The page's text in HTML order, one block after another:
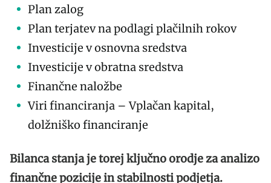
Plan zalog
Plan terjatev na podlagi plačilnih rokov
Investicije v osnovna sredstva
Investicije v obratna sredstva
Finančne naložbe
Viri financiranja – Vplačan kapital,
dolžniško financiranje
Bilanca stanja je torej ključno orodje za analizo
finančne pozicije in stabilnosti podjetja.